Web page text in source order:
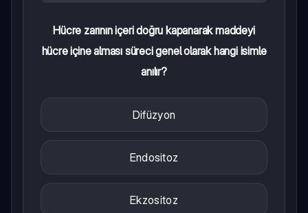
Hücre zarının içeri doğru kapanarak maddeyi
hücre içine alması süreci genel olarak hangi isimle
anılır?
Difüzyon
Endositoz
Ekzositoz